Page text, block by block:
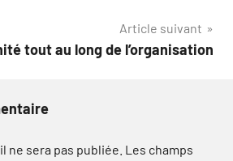
Article suivant
tout au long de l’organisation
ne sera pas publiée. Les champs